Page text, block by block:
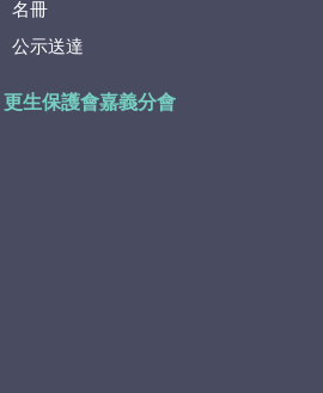
名冊
公示送達
更生保護會嘉義分會